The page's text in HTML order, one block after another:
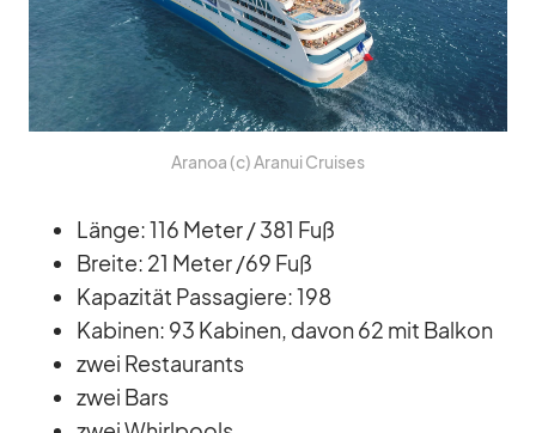
Ara­noa (c) Ara­nui Crui­ses
Länge: 116 Me­ter /​ 381 Fuß
Breite: 21 Me­ter /​69 Fuß
Ka­pa­zi­tät Pas­sa­giere: 198
Ka­bi­nen: 93 Ka­bi­nen, da­von 62 mit Bal­kon
zwei Re­stau­rants
zwei Bars